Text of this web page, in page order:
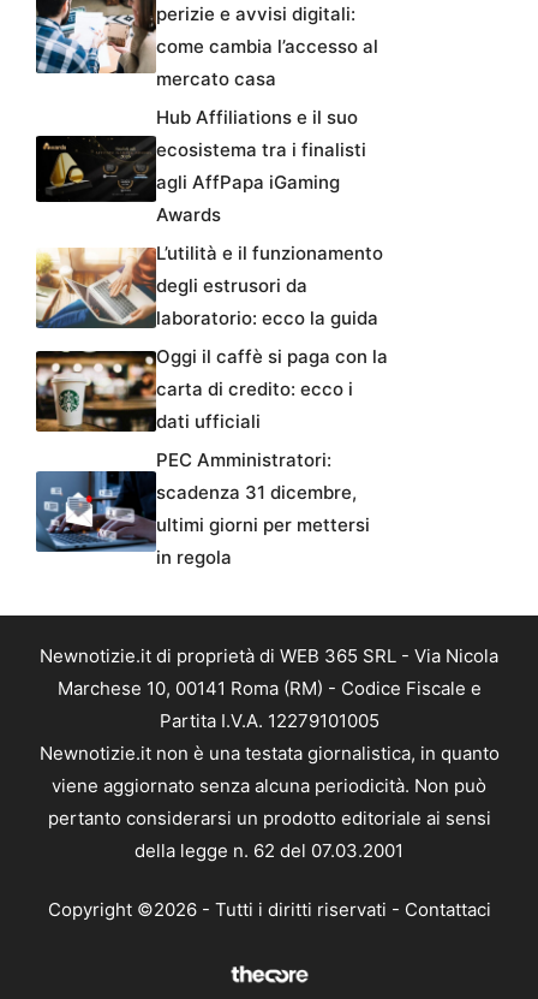
perizie e avvisi digitali:
come cambia l’accesso al
mercato casa
Hub Affiliations e il suo
ecosistema tra i finalisti
agli AffPapa iGaming
Awards
L’utilità e il funzionamento
degli estrusori da
laboratorio: ecco la guida
Oggi il caffè si paga con la
carta di credito: ecco i
dati ufficiali
PEC Amministratori:
scadenza 31 dicembre,
ultimi giorni per mettersi
in regola
Newnotizie.it di proprietà di WEB 365 SRL - Via Nicola
Marchese 10, 00141 Roma (RM) - Codice Fiscale e
Partita I.V.A. 12279101005
Newnotizie.it non è una testata giornalistica, in quanto
viene aggiornato senza alcuna periodicità. Non può
pertanto considerarsi un prodotto editoriale ai sensi
della legge n. 62 del 07.03.2001
Copyright ©2026 - Tutti i diritti riservati - Contattaci